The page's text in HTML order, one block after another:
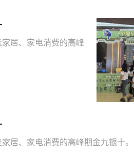
居、家电消费的高峰
居、家电消费的高峰期金九银十